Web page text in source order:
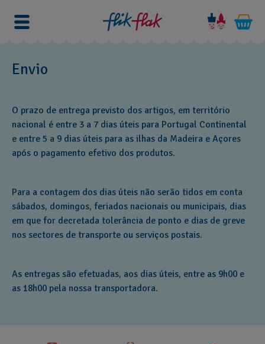
Envio
O prazo de entrega previsto dos artigos, em território
nacional é entre 3 a 7 dias úteis para Portugal Continental
e entre 5 a 9 dias úteis para as ilhas da Madeira e Açores
após o pagamento efetivo dos produtos.
Para a contagem dos dias úteis não serão tidos em conta
sábados, domingos, feriados nacionais ou municipais, dias
em que for decretada tolerância de ponto e dias de greve
nos sectores de transporte ou serviços postais.
As entregas são efetuadas, aos dias úteis, entre as 9h00 e
as 18h00 pela nossa transportadora.